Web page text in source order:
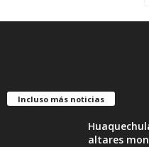
Incluso más noticias
altares